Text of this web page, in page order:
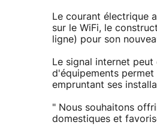
Le courant électrique
sur le WiFi, le
ligne) pour son
Le signal internet
d'équipements permet
empruntant ses
" Nous souhaitons
domestiques et